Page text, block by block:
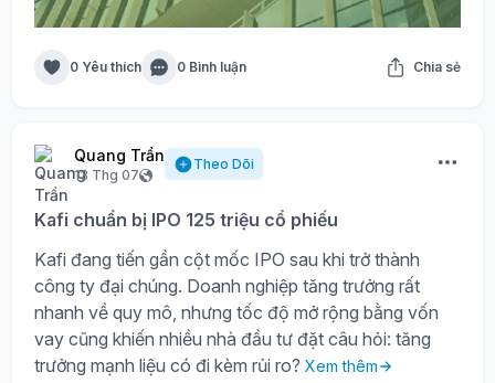
0 Yêu thích 0 Bình luận Chia sẻ
Quang Trần
13 Thg 07
Theo Dõi
Kafi chuẩn bị IPO 125 triệu cổ phiếu
Kafi đang tiến gần cột mốc IPO sau khi trở thành
công ty đại chúng. Doanh nghiệp tăng trưởng rất
nhanh về quy mô, nhưng tốc độ mở rộng bằng vốn
vay cũng khiến nhiều nhà đầu tư đặt câu hỏi: tăng
trưởng mạnh liệu có đi kèm rủi ro? Xem thêm